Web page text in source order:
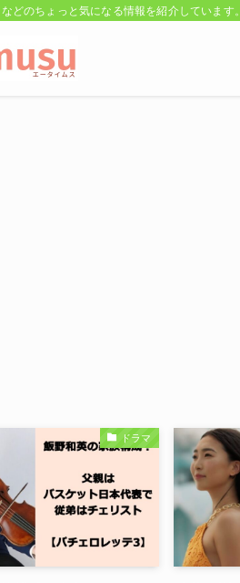
どのちょっと気になる情報を紹介しています。
ドラマ